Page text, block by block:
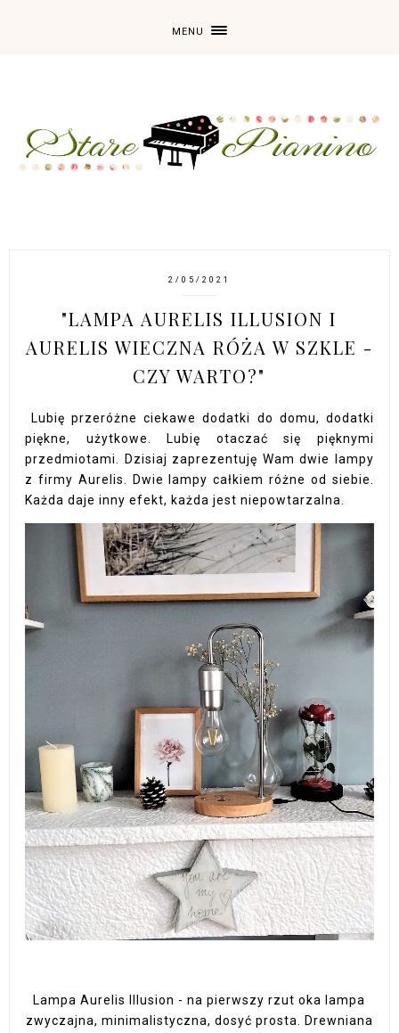
MENU
2/05/2021
"LAMPA AURELIS ILLUSION I
AURELIS WIECZNA RÓŻA W SZKLE -
CZY WARTO?"
Lubię przeróżne ciekawe dodatki do domu, dodatki
piękne, użytkowe. Lubię otaczać się pięknymi
przedmiotami. Dzisiaj zaprezentuję Wam dwie lampy
z firmy Aurelis. Dwie lampy całkiem różne od siebie.
Każda daje inny efekt, każda jest niepowtarzalna.
Lampa Aurelis Illusion - na pierwszy rzut oka lampa
zwyczajna, minimalistyczna, dosyć prosta. Drewniana